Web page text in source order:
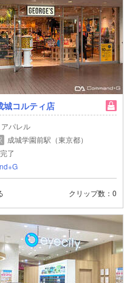
城コルティ店
パレル
成城学園前駅（東京都）
了
クリップ数 0